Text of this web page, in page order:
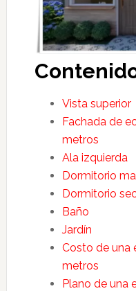
Vista superior
Fachada de
metros
Ala izquierda
Dormitorio
Dormitorio
Baño
Jardín
Costo de una
metros
Plano de una